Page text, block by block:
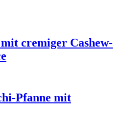
cremiger Cashew-
Pfanne mit